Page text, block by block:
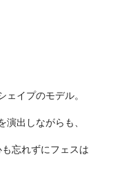
ェイプのモデル。
出しながらも、
忘れずにフェスは